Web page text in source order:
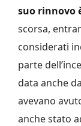
suo rinnovo
scorsa,
considerati
parte
data anche
avevano
anche stato